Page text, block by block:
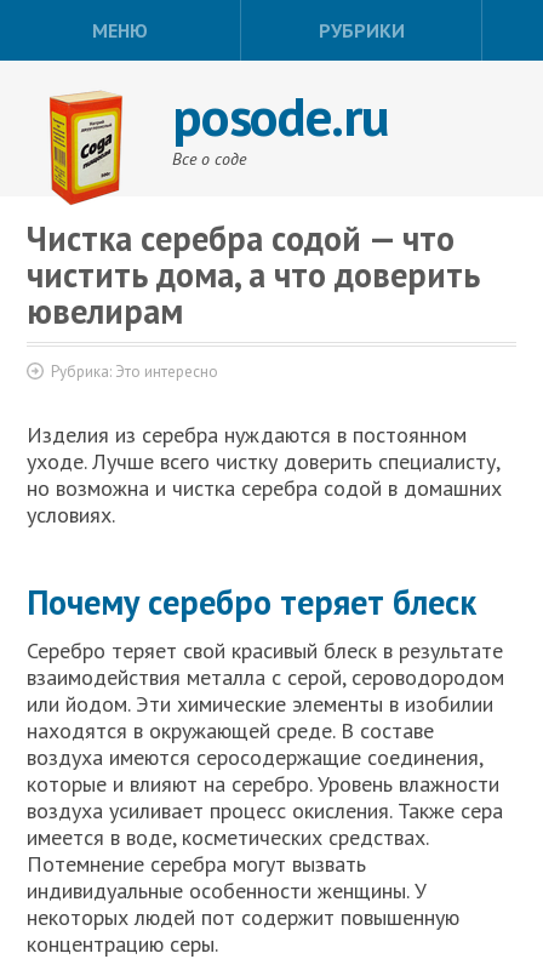
МЕНЮ РУБРИКИ
posode.ru
Все о соде
Чистка серебра содой — что
чистить дома, а что доверить
ювелирам
Рубрика: Это интересно
Изделия из серебра нуждаются в постоянном
уходе. Лучше всего чистку доверить специалисту,
но возможна и чистка серебра содой в домашних
условиях.
Почему серебро теряет блеск
Серебро теряет свой красивый блеск в результате
взаимодействия металла с серой, сероводородом
или йодом. Эти химические элементы в изобилии
находятся в окружающей среде. В составе
воздуха имеются серосодержащие соединения,
которые и влияют на серебро. Уровень влажности
воздуха усиливает процесс окисления. Также сера
имеется в воде, косметических средствах.
Потемнение серебра могут вызвать
индивидуальные особенности женщины. У
некоторых людей пот содержит повышенную
концентрацию серы.